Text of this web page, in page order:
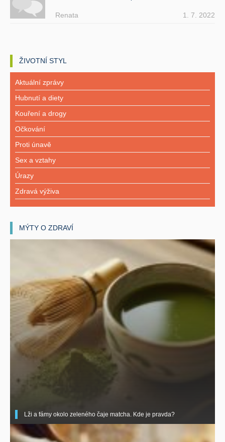
Renata 1. 7. 2022
ŽIVOTNÍ STYL
Aktuální zprávy
Hubnutí a diety
Kouření a drogy
Očkování
Proti únavě
Sex a vztahy
Úrazy
Zdravá výživa
MÝTY O ZDRAVÍ
Lži a fámy okolo zeleného čaje matcha. Kde je pravda?